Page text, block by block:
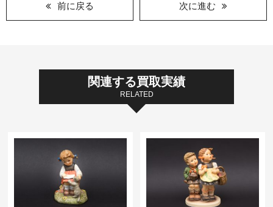
前に戻る 次に進む
関連する買取実績
RELATED